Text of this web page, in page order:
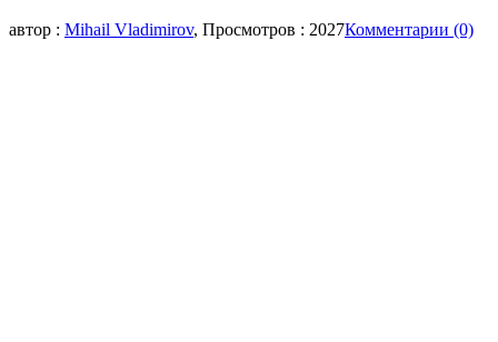
автор : Mihail Vladimirov, Просмотров : 2027Комментарии (0)